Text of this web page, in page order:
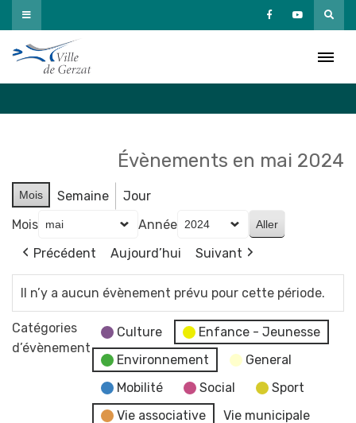
Passer
au
contenu
Évènements en mai 2024
Mois Semaine
Jour
Mois
Année
Précédent
Aujourd’hui Suivant
Il n’y a aucun évènement prévu pour cette période.
Catégories
d’évènement
Culture
Enfance - Jeunesse
Environnement
General
Mobilité
Social
Sport
Vie associative
Vie municipale